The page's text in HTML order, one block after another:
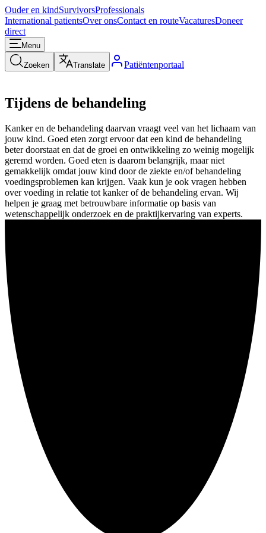
Ouder en kindSurvivorsProfessionals
International patientsOver onsContact en routeVacaturesDoneer
direct
Menu
Zoeken Translate Patiëntenportaal
Tijdens de behandeling
Kanker en de behandeling daarvan vraagt veel van het lichaam van
jouw kind. Goed eten zorgt ervoor dat een kind de behandeling
beter doorstaat en dat de groei en ontwikkeling zo weinig mogelijk
geremd worden. Goed eten is daarom belangrijk, maar niet
gemakkelijk omdat jouw kind door de ziekte en/of behandeling
voedingsproblemen kan krijgen. Vaak kun je ook vragen hebben
over voeding in relatie tot kanker of de behandeling ervan. Wij
helpen je graag met betrouwbare informatie op basis van
wetenschappelijk onderzoek en de praktijkervaring van experts.